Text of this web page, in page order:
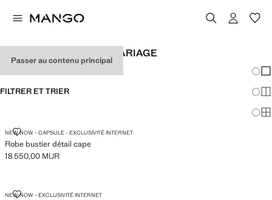
Passer au contenu principal
ROBES D'INVITÉES DE MARIAGE
FILTRER ET TRIER
NEW NOW - CAPSULE - EXCLUSIVITÉ INTERNET
Robe bustier détail cape
ROBE BUSTIER DÉTAIL CAPE
Prix actuel [18 550,00 MUR ]
18 550,00 MUR
NEW NOW - EXCLUSIVITÉ INTERNET
ROBE SATINÉE À VOLANT ASYMÉTRIQUE